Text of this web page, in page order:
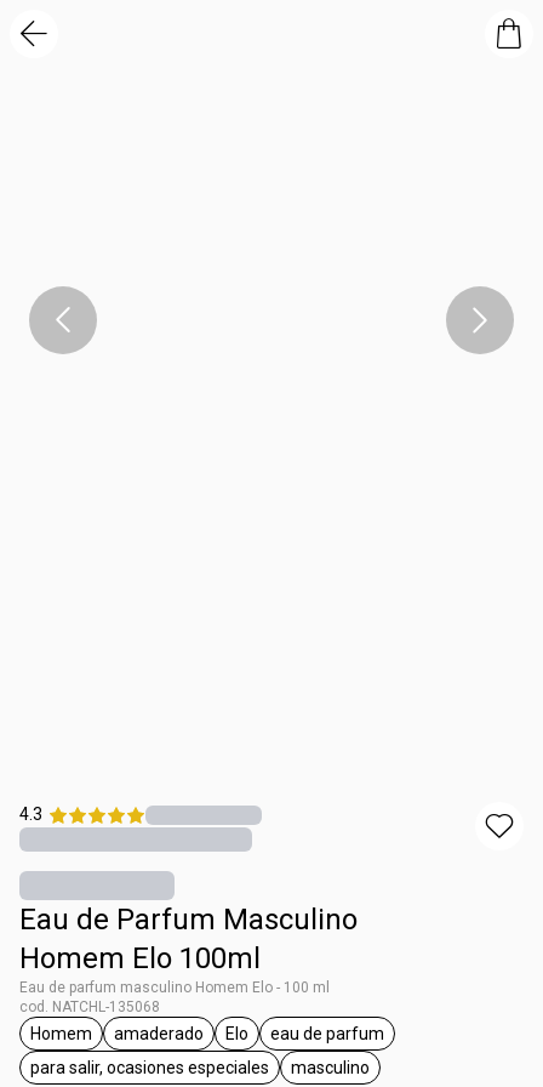
4.3
Eau de Parfum Masculino
Homem Elo 100ml
Eau de parfum masculino Homem Elo - 100 ml
cod. NATCHL-135068
general.tag Homem
Homem
general.tag amaderado
amaderado
general.tag Elo
Elo
general.tag eau de parfum
eau de parfum
general.tag para salir, ocasiones especiales
para salir, ocasiones especiales
general.tag masculino
masculino